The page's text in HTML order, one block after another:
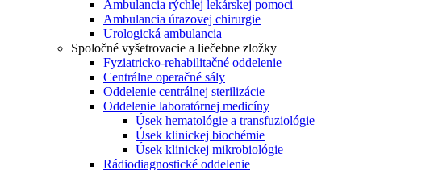
Ambulancia rýchlej lekárskej pomoci
Ambulancia úrazovej chirurgie
Urologická ambulancia
Spoločné vyšetrovacie a liečebne zložky
Fyziatricko-rehabilitačné oddelenie
Centrálne operačné sály
Oddelenie centrálnej sterilizácie
Oddelenie laboratórnej medicíny
Úsek hematológie a transfuziológie
Úsek klinickej biochémie
Úsek klinickej mikrobiológie
Rádiodiagnostické oddelenie